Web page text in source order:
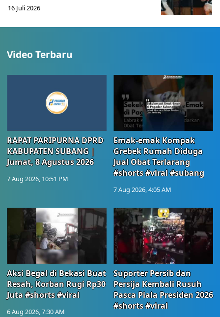
16 Juli 2026
Video Terbaru
RAPAT PARIPURNA DPRD
KABUPATEN SUBANG |
Jumat, 8 Agustus 2026
7 Aug 2026, 10:51 PM
Emak-emak Kompak
Grebek Rumah Diduga
Jual Obat Terlarang
#shorts #viral #subang
7 Aug 2026, 4:05 AM
Aksi Begal di Bekasi Buat
Resah, Korban Rugi Rp30
Juta #shorts #viral
6 Aug 2026, 7:30 AM
Suporter Persib dan
Persija Kembali Rusuh
Pasca Piala Presiden 2026
#shorts #viral